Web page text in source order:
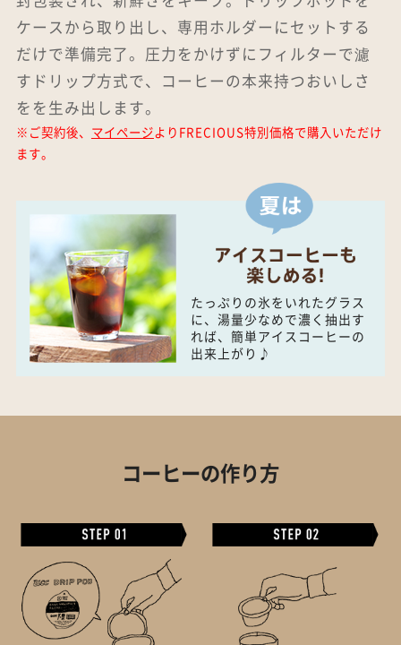
ケースから取り出し、専用ホルダーにセットする
だけで準備完了。圧力をかけずにフィルターで濾
すドリップ方式で、コーヒーの本来持つおいしさ
をを生み出します。
※ご契約後、 マイページ よりFRECIOUS特別価格で購入いただけ
ます。
たっぷりの氷をいれたグラス
に、湯量少なめで濃く抽出す
れば、簡単アイスコーヒーの
出来上がり♪
コーヒーの作り方